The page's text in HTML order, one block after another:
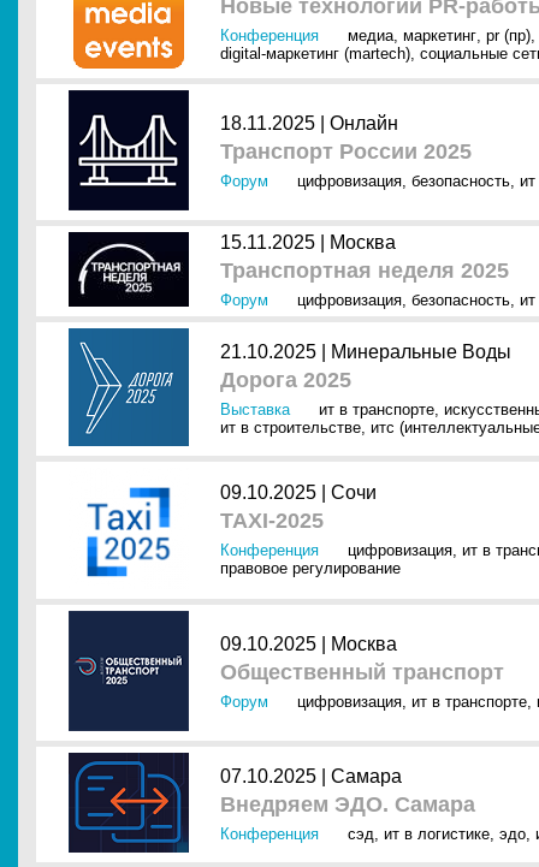
Новые технологии PR-
Конференция медиа, маркетинг, pr (пр),
digital-маркетинг (martech), социальные
18.11.2025 | Онлайн
Транспорт России 2025
Форум цифровизация, безопасность,
15.11.2025 | Москва
Транспортная неделя 2025
Форум цифровизация, безопасность,
21.10.2025 | Минеральные Воды
Дорога 2025
Выставка ит в транспорте,
ит в строительстве, итс
09.10.2025 | Сочи
TAXI-2025
Конференция цифровизация, ит в
правовое регулирование
09.10.2025 | Москва
Общественный транспорт
Форум цифровизация, ит в транспорте,
07.10.2025 | Самара
Внедряем ЭДО. Самара
Конференция сэд, ит в логистике, эдо,